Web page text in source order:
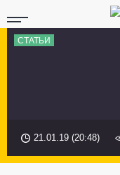
СТАТЬИ
21.01.19 (20:48)